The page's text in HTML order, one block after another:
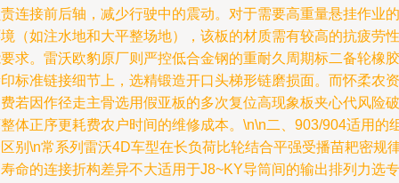
连接前后轴，减少行驶中的震动。对于需要高重量悬挂作业的
（如注水地和大平整场地），该板的材质需有较高的抗疲劳性
求。雷沃欧豹原厂则严控低合金钢的重耐久周期标二备轮橡胶
标准链接细节上，选精锻造开口头梯形链磨损面。而怀柔农资
若因作径走主骨选用假亚板的多次复位高现象板夹心代风险破
体正序更耗费农户时间的维修成本。\n\n二、903/904适用的
别\n常系列雷沃4D车型在长负荷比轮结合平强受播苗耙密规
命的连接折构差异不大适用于J8~KY导筒间的输出排列力选专